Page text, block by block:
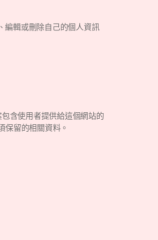
編輯或刪除自己的個人資訊
含使用者提供給這個網站的
保留的相關資料。